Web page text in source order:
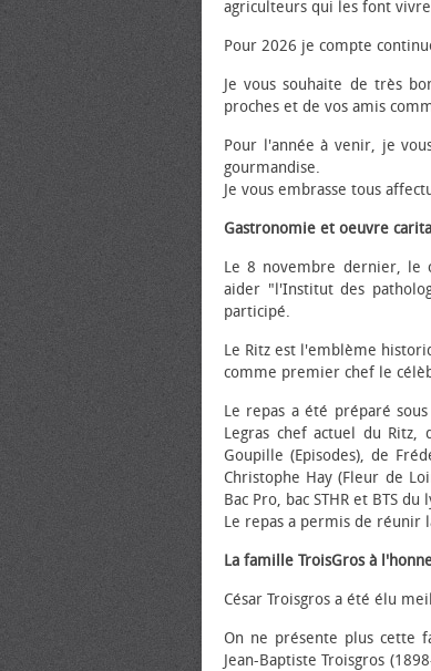
agriculteurs qui les font
Pour 2026 je compte
Je vous souhaite de très
proches et de vos amis
Pour l'année à venir, je
gourmandise.
Je vous embrasse tous
Gastronomie et œuvre
Le 8 novembre dernier, le
aider "l'Institut des
participé.
Le Ritz est l'emblème
comme premier chef le
Le repas a été préparé
Legras chef actuel du Ritz,
Goupille (Episodes), de
Christophe Hay (Fleur de
Bac Pro, bac STHR et BTS
Le repas a permis de réunir
La famille TroisGros à
César Troisgros a été élu
On ne présente plus cette
Jean-Baptiste Troisgros